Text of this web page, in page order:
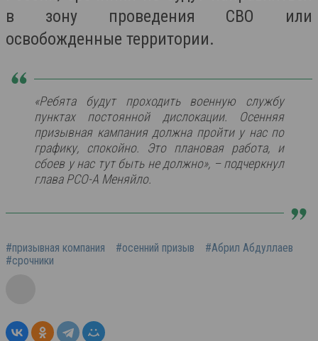
в зону проведения СВО или
освобожденные территории.
«Ребята будут проходить военную службу
пунктах постоянной дислокации. Осенняя
призывная кампания должна пройти у нас по
графику, спокойно. Это плановая работа, и
сбоев у нас тут быть не должно», – подчеркнул
глава РСО-А Меняйло.
#призывная компания #осенний призыв
#Абрил Абдуллаев
#срочники